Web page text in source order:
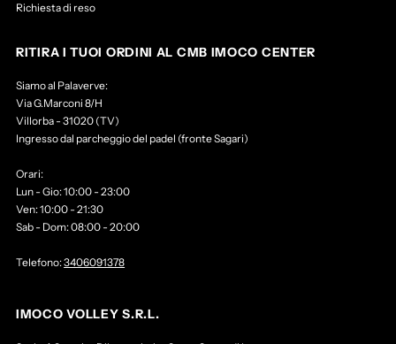
Richiesta di reso
RITIRA I TUOI ORDINI AL CMB IMOCO CENTER
Siamo al Palaverve:
Via G.Marconi 8/H
Villorba - 31020 (TV)
Ingresso dal parcheggio del padel (fronte Sagari)
Orari:
Lun - Gio: 10:00 - 23:00
Ven: 10:00 - 21:30
Sab - Dom: 08:00 - 20:00
Telefono:3406091378
IMOCO VOLLEY S.R.L.